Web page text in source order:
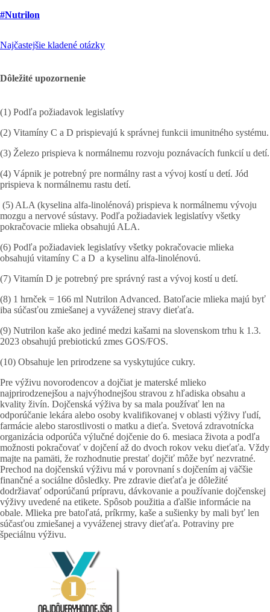
#Nutrilon
Najčastejšie kladené otázky
Dôležité upozornenie
(1) Podľa požiadavok legislatívy
(2) Vitamíny C a D prispievajú k správnej funkcii imunitného systému.
(3) Železo prispieva k normálnemu rozvoju poznávacích funkcií u detí.
(4) Vápnik je potrebný pre normálny rast a vývoj kostí u detí. Jód
prispieva k normálnemu rastu detí.
(5) ALA (kyselina alfa-linolénová) prispieva k normálnemu vývoju
mozgu a nervové sústavy. Podľa požiadaviek legislatívy všetky
pokračovacie mlieka obsahujú ALA.
(6) Podľa požiadaviek legislatívy všetky pokračovacie mlieka
obsahujú vitamíny C a D a kyselinu alfa-linolénovú.
(7) Vitamín D je potrebný pre správný rast a vývoj kostí u detí.
(8) 1 hrnček = 166 ml Nutrilon Advanced. Batoľacie mlieka majú byť
iba súčasťou zmiešanej a vyváženej stravy dieťaťa.
(9) Nutrilon kaše ako jediné medzi kašami na slovenskom trhu k 1.3.
2023 obsahujú prebiotickú zmes GOS/FOS.
(10) Obsahuje len prirodzene sa vyskytujúce cukry.
Pre výživu novorodencov a dojčiat je materské mlieko
najprirodzenejšou a najvýhodnejšou stravou z hľadiska obsahu a
kvality živín. Dojčenská výživa by sa mala používať len na
odporúčanie lekára alebo osoby kvalifikovanej v oblasti výživy ľudí,
farmácie alebo starostlivosti o matku a dieťa. Svetová zdravotnícka
organizácia odporúča výlučné dojčenie do 6. mesiaca života a podľa
možnosti pokračovať v dojčení až do dvoch rokov veku dieťaťa. Vždy
majte na pamäti, že rozhodnutie prestať dojčiť môže byť nezvratné.
Prechod na dojčenskú výživu má v porovnaní s dojčením aj väčšie
finančné a sociálne dôsledky. Pre zdravie dieťaťa je dôležité
dodržiavať odporúčanú prípravu, dávkovanie a používanie dojčenskej
výživy uvedené na etikete. Spôsob použitia a ďalšie informácie na
obale. Mlieka pre batoľatá, príkrmy, kaše a sušienky by mali byť len
súčasťou zmiešanej a vyváženej stravy dieťaťa. Potraviny pre
špeciálnu výživu.